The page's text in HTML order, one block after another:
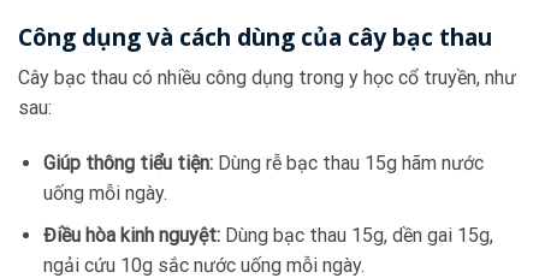
Công dụng và cách dùng của cây bạc thau
Cây bạc thau có nhiều công dụng trong y học cổ truyền, như
sau:
Giúp thông tiểu tiện:Dùng rễ bạc thau 15g hãm nước
uống mỗi ngày.
Điều hòa kinh nguyệt:Dùng bạc thau 15g, dền gai 15g,
ngải cứu 10g sắc nước uống mỗi ngày.